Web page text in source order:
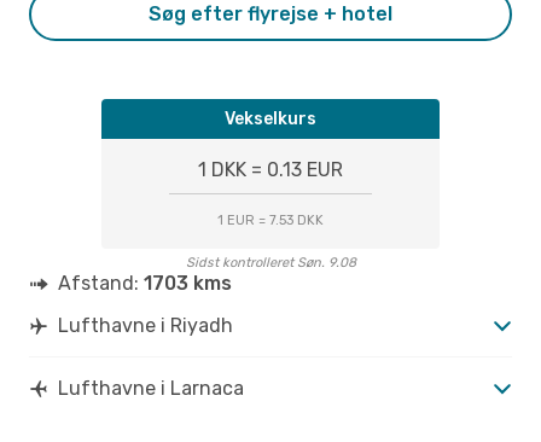
Søg efter flyrejse + hotel
Vekselkurs
1 DKK = 0.13 EUR
1 EUR = 7.53 DKK
Sidst kontrolleret Søn. 9.08
Afstand: 1703 kms
Lufthavne i Riyadh
Lufthavne i Larnaca